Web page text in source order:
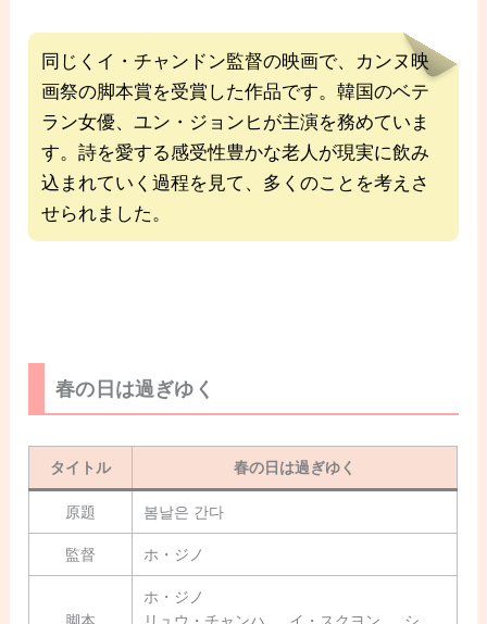
同じくイ・チャンドン監督の映画で、カンヌ映
画祭の脚本賞を受賞した作品です。韓国のベテ
ラン女優、ユン・ジョンヒが主演を務めていま
す。詩を愛する感受性豊かな老人が現実に飲み
込まれていく過程を見て、多くのことを考えさ
せられました。
春の日は過ぎゆく
タイトル 春の日は過ぎゆく
原題 봄날은 간다
監督 ホ・ジノ
脚本
ホ・ジノ
リュウ・チャンハ 、 イ・スクヨン 、 シ